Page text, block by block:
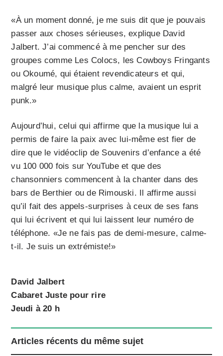
«À un moment donné, je me suis dit que je pouvais
passer aux choses sérieuses, explique David
Jalbert. J’ai commencé à me pencher sur des
groupes comme Les Colocs, les Cowboys Frin­gants
ou Okoumé, qui étaient revendicateurs et qui,
malgré leur musique plus calme, avaient un esprit
punk.»
Aujourd’hui, celui qui affirme que la musique lui a
permis de faire la paix avec lui-même est fier de
dire que le vidéoclip de Souvenirs d’enfance a été
vu 100 000 fois sur YouTube et que des
chansonniers commencent à la chanter dans des
bars de Berthier ou de Rimou­ski. Il affirme aussi
qu’il fait des appels-surprises à ceux de ses fans
qui lui écrivent et qui lui laissent leur numéro de
téléphone. «Je ne fais pas de demi-mesure, calme-
t-il. Je suis un extrémiste!»
David Jalbert
Cabaret Juste pour rire
Jeudi à 20 h
Articles récents du même sujet